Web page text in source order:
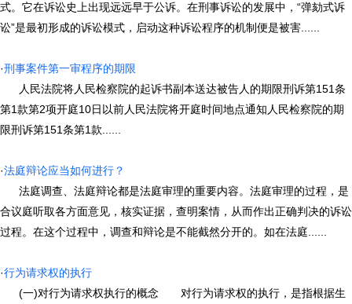
式。它在诉讼史上出现远远早于公诉。在刑事诉讼的发展中，“弹劾式诉
讼”是最初形成的诉讼模式，启动这种诉讼程序的机制便是被害......
·刑事案件第一审程序的期限
人民法院将人民检察院的起诉书副本送达被告人的期限刑诉第151条
第1款第2项开庭10日以前人民法院将开庭时间地点通知人民检察院的期
限刑诉第151条第1款......
·法庭辩论应当如何进行？
法庭调查、法庭辩论都是法庭审理的重要内容。法庭审理的过程，是
合议庭听取各方面意见，核实证据，查明案情，从而作出正确判决的诉讼
过程。在这个过程中，调查和辩论是不能截然分开的。如在法庭......
·行为请求权的执行
(一)对行为请求权执行的概念 对行为请求权的执行，是指根据生